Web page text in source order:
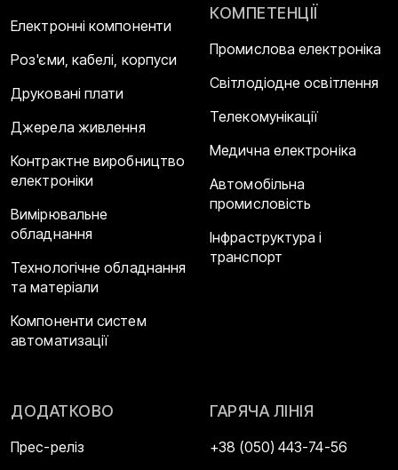
Електронні компоненти
Роз'єми, кабелі, корпуси
Друковані плати
Джерела живлення
Контрактне виробництво
електроніки
Вимірювальне
обладнання
Технологічне обладнання
та матеріали
Компоненти систем
автоматизації
КОМПЕТЕНЦІЇ
Промислова електроніка
Світлодіодне освітлення
Телекомунікації
Медична електроніка
Автомобільна
промисловість
Інфраструктура і
транспорт
ДОДАТКОВО
Прес-реліз
ГАРЯЧА ЛІНІЯ
+38 (050) 443-74-56